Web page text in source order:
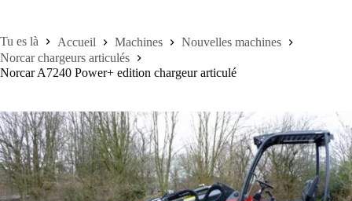
Accueil Machines
Nouvelles machines
Norcar chargeurs articulés
Norcar A7240 Power+ edition chargeur articulé